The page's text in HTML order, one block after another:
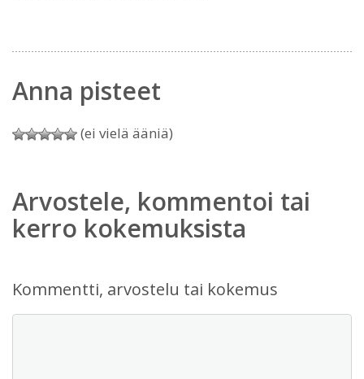
Anna pisteet
(ei vielä ääniä)
Arvostele, kommentoi tai
kerro kokemuksista
Kommentti, arvostelu tai kokemus